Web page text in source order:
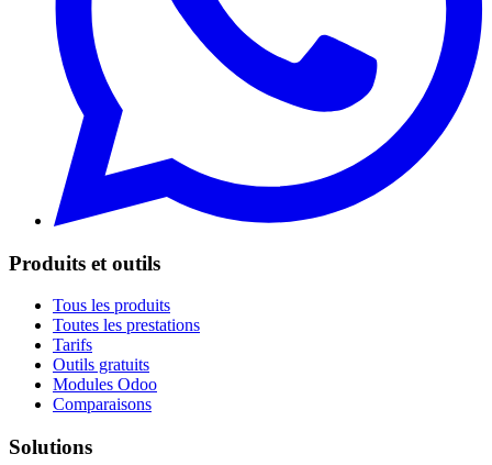
Produits et outils
Tous les produits
Toutes les prestations
Tarifs
Outils gratuits
Modules Odoo
Comparaisons
Solutions